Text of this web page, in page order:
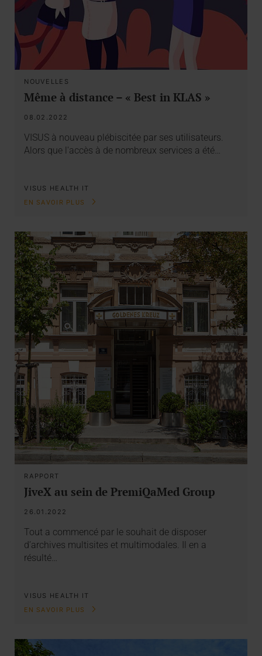
NOUVELLES
Même à distance – « Best in KLAS »
08.02.2022
VISUS à nouveau plébiscitée par ses utilisateurs.
Alors que l'accès à de nombreux services a été…
VISUS HEALTH IT
EN SAVOIR PLUS
RAPPORT
JiveX au sein de PremiQaMed Group
26.01.2022
Tout a commencé par le souhait de disposer
d’archives multisites et multimodales. Il en a
résulté…
VISUS HEALTH IT
EN SAVOIR PLUS